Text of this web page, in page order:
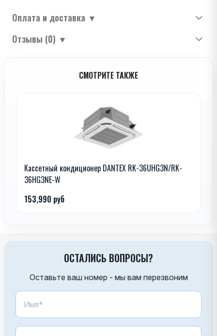
Оплата и доставка ▼
Отзывы (0) ▼
СМОТРИТЕ ТАКЖЕ
Кассетный кондиционер DANTEX RK-36UHG3N/RK-
36HG3NE-W
153,990 руб
ОСТАЛИСЬ ВОПРОСЫ?
Оставьте ваш номер - мы вам перезвоним